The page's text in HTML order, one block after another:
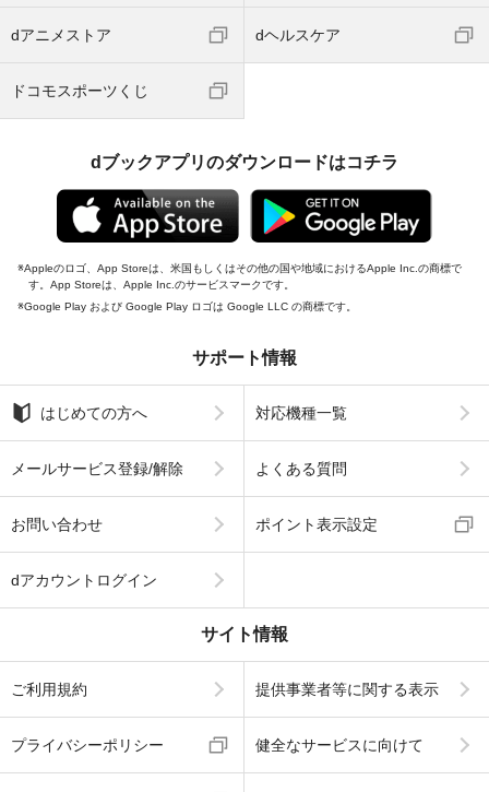
dアニメストア dヘルスケア
ドコモスポーツくじ
dブックアプリのダウンロードはコチラ
Appleのロゴ、App Storeは、米国もしくはその他の国や地域におけるApple Inc.の商標で
す。App Storeは、Apple Inc.のサービスマークです。
Google Play および Google Play ロゴは Google LLC の商標です。
サポート情報
はじめての方へ 対応機種一覧
メールサービス登録/解除 よくある質問
お問い合わせ ポイント表示設定
dアカウントログイン
サイト情報
ご利用規約 提供事業者等に関する表示
プライバシーポリシー 健全なサービスに向けて